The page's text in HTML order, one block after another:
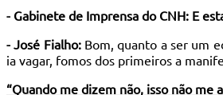
- Gabinete de Imprensa do CNH: E
- José Fialho:Bom, quanto a ser um
ia vagar, fomos dos primeiros a
“Quando me dizem não, isso não me